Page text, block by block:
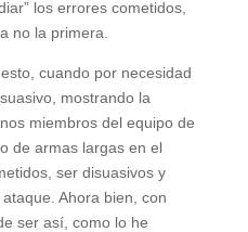
los errores cometidos,
no la primera.
cuando por necesidad
mostrando la
miembros del equipo de
de armas largas en el
ser disuasivos y
Ahora bien, con
ser así, como lo he